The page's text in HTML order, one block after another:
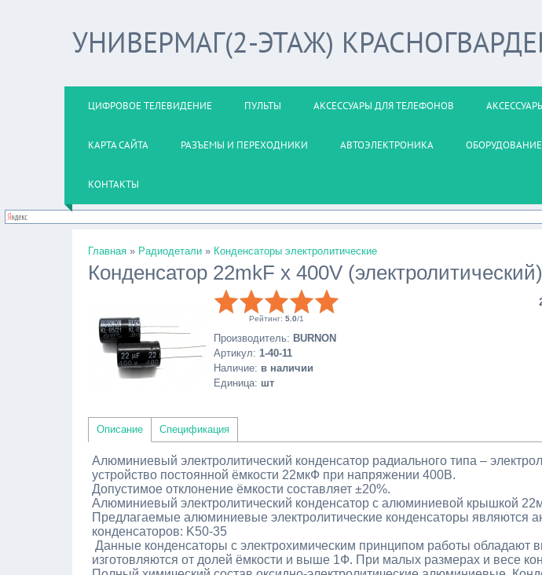
УНИВЕРМАГ(2-ЭТАЖ)
ЦИФРОВОЕ ТЕЛЕВИДЕНИЕ ПУЛЬТЫ АКСЕССУАРЫ ДЛЯ ТЕЛЕФОНОВ
КАРТА САЙТА РАЗЪЕМЫ И ПЕРЕХОДНИКИ АВТОЭЛЕКТРОНИКА
КОНТАКТЫ
Главная » Радиодетали » Конденсаторы электролитические
Конденсатор 22mkF x 400V
Рейтинг: 5.0/1
Производитель: BURNON
Артикул: 1-40-11
Наличие: в наличии
Единица: шт
Описание Спецификация
Алюминиевый электролитический конденсатор радиального типа –
устройство постоянной ёмкости 22мкФ при напряжении 400В.
Допустимое отклонение ёмкости составляет ±20%.
Алюминиевый электролитический конденсатор с алюминиевой крышкой
Предлагаемые алюминиевые электролитические конденсаторы являются
конденсаторов: K50-35
Данные конденсаторы с электрохимическим принципом работы обладают
изготовляются от долей ёмкости и выше 1Ф. При малых размерах и весе